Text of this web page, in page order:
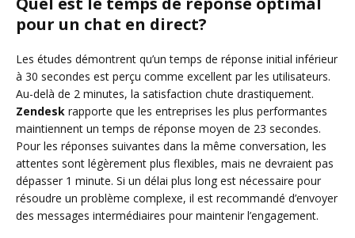
pour un chat en direct?
Les études démontrent qu’un temps de réponse initial inférieur
à 30 secondes est perçu comme excellent par les utilisateurs.
Au-delà de 2 minutes, la satisfaction chute drastiquement.
Zendesk rapporte que les entreprises les plus performantes
maintiennent un temps de réponse moyen de 23 secondes.
Pour les réponses suivantes dans la même conversation, les
attentes sont légèrement plus flexibles, mais ne devraient pas
dépasser 1 minute. Si un délai plus long est nécessaire pour
résoudre un problème complexe, il est recommandé d’envoyer
des messages intermédiaires pour maintenir l’engagement.